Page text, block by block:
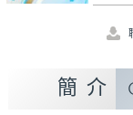
簡介